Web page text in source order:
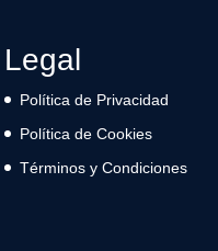
Legal
Política de Privacidad
Política de Cookies
Términos y Condiciones